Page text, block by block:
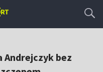
Andrejczyk bez